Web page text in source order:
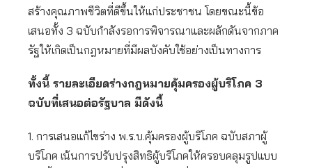
สร้างคุณภาพชีวิตที่ดีขึ้นให้แก่ประชาชน โดยขณะนี้ข้อ
เสนอทั้ง 3 ฉบับกำลังรอการพิจารณาและผลักดันจากภาค
รัฐให้เกิดเป็นกฎหมายที่มีผลบังคับใช้อย่างเป็นทางการ
ทั้งนี้ รายละเอียดร่างกฎหมายคุ้มครองผู้บริโภค 3
ฉบับที่เสนอต่อรัฐบาล มีดังนี้
1. การเสนอแก้ไขร่าง พ.ร.บ.คุ้มครองผู้บริโภค ฉบับสภาผู้
บริโภค เน้นการปรับปรุงสิทธิผู้บริโภคให้ครอบคลุมรูปแบบ